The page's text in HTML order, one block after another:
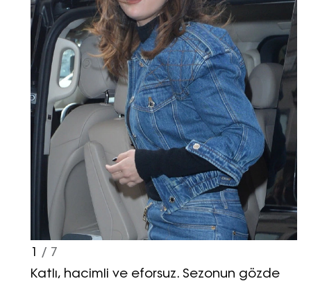
1 / 7
Katlı, hacimli ve eforsuz. Sezonun gözde